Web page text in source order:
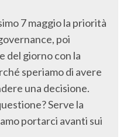
7 maggio la priorità
poi
del giorno con la
speriamo di avere
una decisione.
Serve la
portarci avanti sui